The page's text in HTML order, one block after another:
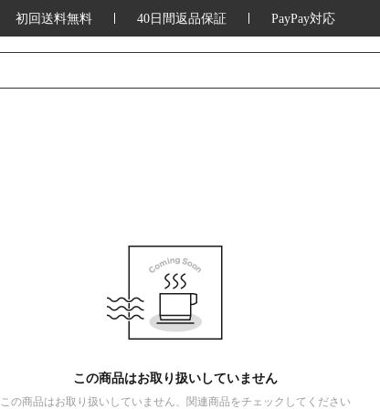
初回送料無料 40日間返品保証 PayPay対応
この商品はお取り扱いしていません
この商品はお取り扱いしていません、関連商品をチェックしてください